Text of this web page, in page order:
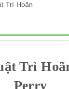
Trì Hoãn
Trì
Perry